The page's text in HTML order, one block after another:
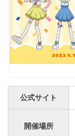
公式サイト
開催場所